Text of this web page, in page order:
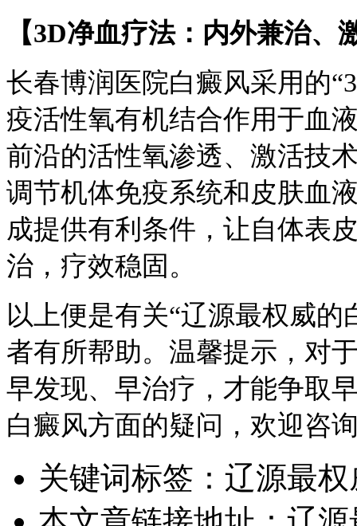
【3D净血疗法：内外兼治、
长春博润医院白癜风采用的
疫活性氧有机结合作用于血
前沿的活性氧渗透、激活技
调节机体免疫系统和皮肤血
成提供有利条件，让自体表
治，疗效稳固。
以上便是有关“辽源最权威
者有所帮助。温馨提示，对
早发现、早治疗，才能争取
白癜风方面的疑问，欢迎咨
关键词标签： 辽源最